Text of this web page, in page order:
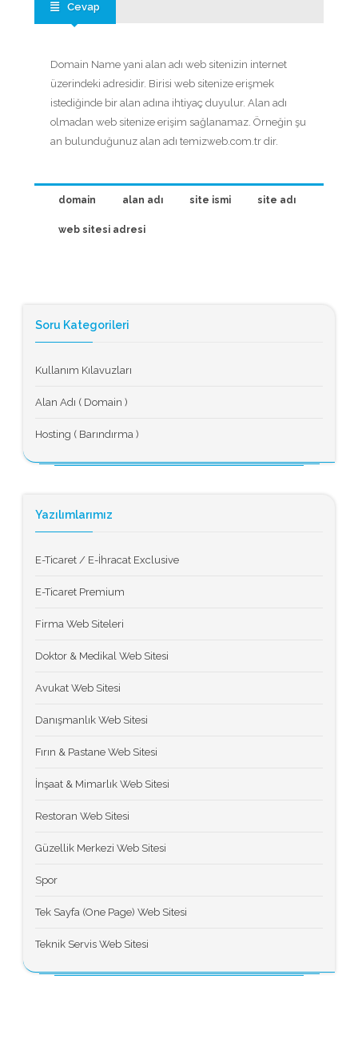
Cevap
Domain Name yani alan adı web sitenizin internet
üzerindeki adresidir. Birisi web sitenize erişmek
istediğinde bir alan adına ihtiyaç duyulur. Alan adı
olmadan web sitenize erişim sağlanamaz. Örneğin şu
an bulunduğunuz alan adı temizweb.com.tr dir.
domain alan adı site ismi site adı
web sitesi adresi
Soru Kategorileri
Kullanım Kılavuzları
Alan Adı ( Domain )
Hosting ( Barındırma )
Yazılımlarımız
E-Ticaret / E-İhracat Exclusive
E-Ticaret Premium
Firma Web Siteleri
Doktor & Medikal Web Sitesi
Avukat Web Sitesi
Danışmanlık Web Sitesi
Fırın & Pastane Web Sitesi
İnşaat & Mimarlık Web Sitesi
Restoran Web Sitesi
Güzellik Merkezi Web Sitesi
Spor
Tek Sayfa (One Page) Web Sitesi
Teknik Servis Web Sitesi